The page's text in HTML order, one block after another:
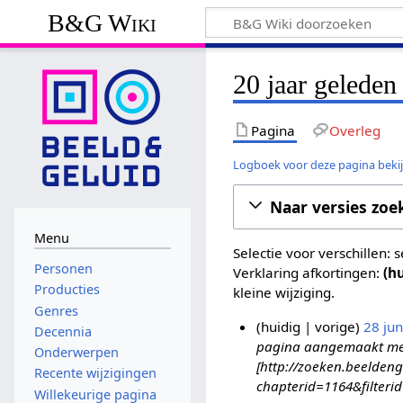
B&G Wiki
20 jaar
Pagina Overleg
Logboek voor deze pagina
Naar versies
Selectie voor verschillen:
Verklaring afkortingen:
kleine wijziging.
huidig vorige 28
pagina aangemaakt
[http://
Menu
Personen
Producties
Genres
Decennia
Onderwerpen
Recente wijzigingen
Willekeurige pagina